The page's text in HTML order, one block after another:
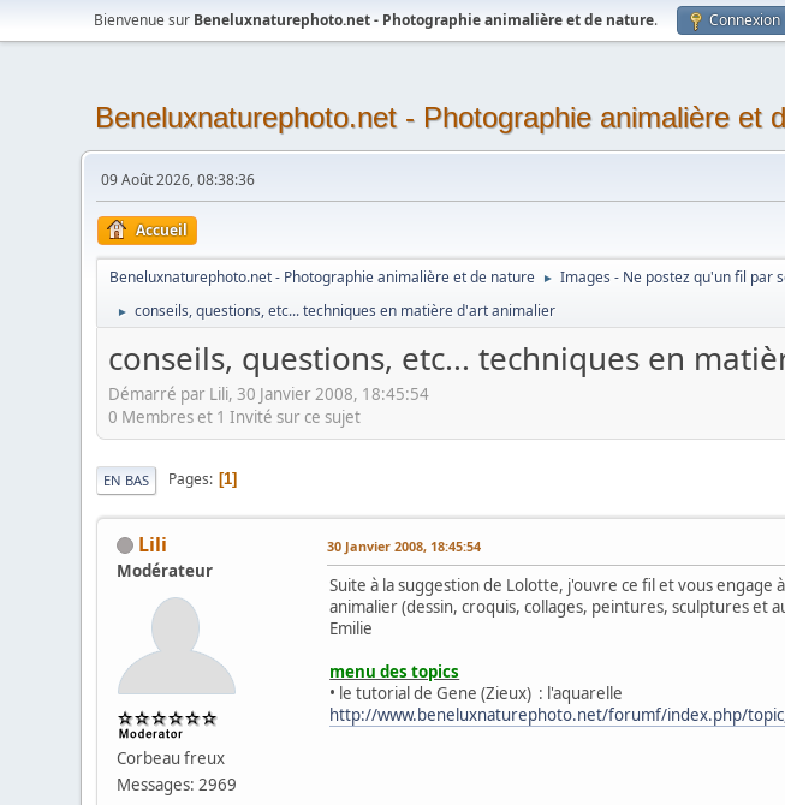
Bienvenue sur Beneluxnaturephoto.net - Photographie animalière et de nature. Connexion
Beneluxnaturephoto.net - Photographie animalière et
09 Août 2026, 08:38:36
Accueil
Beneluxnaturephoto.net - Photographie animalière et de nature ► Images - Ne postez qu'un fil par
► conseils, questions, etc... techniques en matière d'art animalier
conseils, questions, etc... techniques en
Démarré par Lili, 30 Janvier 2008, 18:45:54
0 Membres et 1 Invité sur ce sujet
EN BAS Pages 1
Lili
Modérateur
Corbeau freux
Messages: 2969
30 Janvier 2008, 18:45:54
Suite à la suggestion de Lolotte, j'ouvre ce fil et vous
animalier (dessin, croquis, collages, peintures, sculptures et
Emilie
menu des topics
• le tutorial de Gene (Zieux) : l'aquarelle
http://www.beneluxnaturephoto.net/forumf/index.php/